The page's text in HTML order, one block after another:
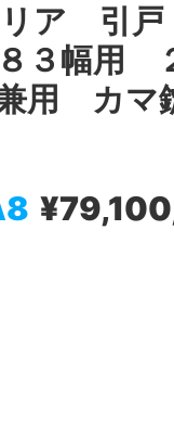
ア 引
３幅用
用 カ
¥79,100